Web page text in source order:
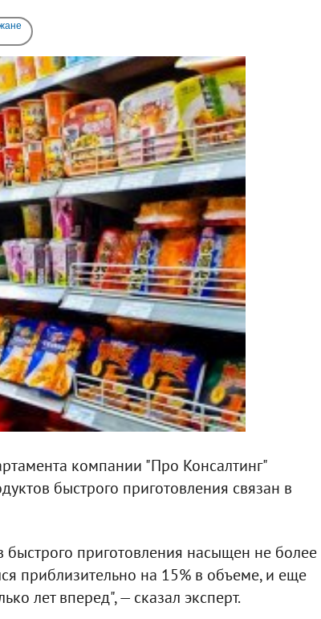
компании "Про Консалтинг"
быстрого приготовления связан в
приготовления насыщен не более
приблизительно на 15% в объеме, и еще
лет вперед", — сказал эксперт.